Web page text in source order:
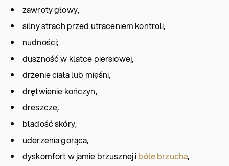
zawroty głowy,
silny strach przed utraceniem kontroli,
nudności;
duszność w klatce piersiowej,
drżenie ciała lub mięśni,
drętwienie kończyn,
dreszcze,
bladość skóry,
uderzenia gorąca,
dyskomfort w jamie brzusznej ibóle brzucha,